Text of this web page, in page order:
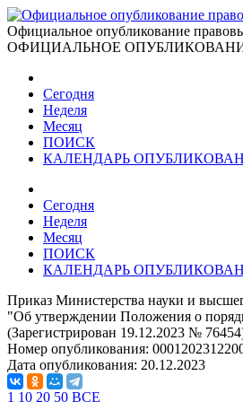
Официальное опубликование
ОФИЦИАЛЬНОЕ
Сегодня
Неделя
Месяц
ПОИСК
КАЛЕНДАРЬ
Сегодня
Неделя
Месяц
ПОИСК
КАЛЕНДАРЬ
Приказ Министерства науки и
"Об утверждении Положения о
(Зарегистрирован 19.12.2023 №
Номер опубликования:
Дата опубликования: 20.12.2023
1 10 20 50 ВСЕ